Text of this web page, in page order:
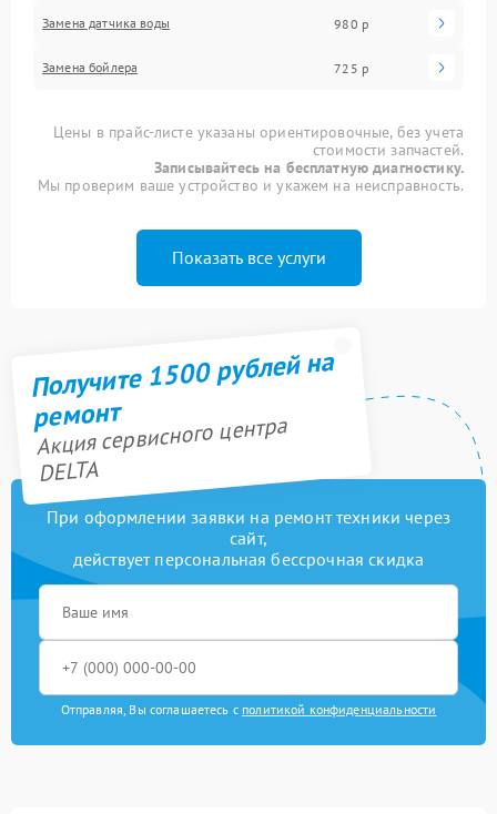
Замена датчика воды 980 р
Замена бойлера 725 р
Цены в прайс-листе указаны ориентировочные, без учета
стоимости запчастей.
Записывайтесь на бесплатную диагностику.
Мы проверим ваше устройство и укажем на неисправность.
Показать все услуги
Получите 1500 рублей на
ремонт
Акция сервисного центра
DELTA
При оформлении заявки на ремонт техники через
сайт,
действует персональная бессрочная скидка
Отправляя, Вы соглашаетесь с политикой конфиденциальности